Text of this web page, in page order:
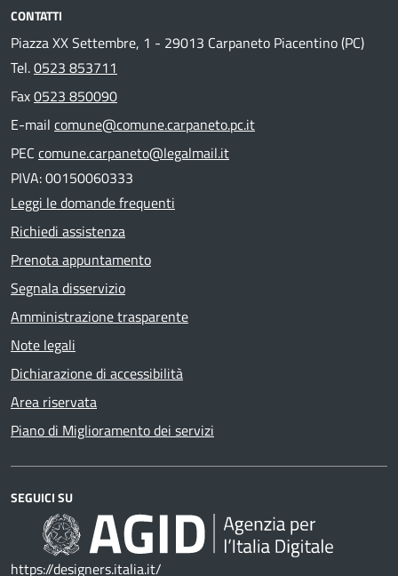
CONTATTI
Piazza XX Settembre, 1 - 29013 Carpaneto Piacentino (PC)
Tel.0523 853711
Fax0523 850090
E-mail comune@comune.carpaneto.pc.it
PEC comune.carpaneto@legalmail.it
PIVA: 00150060333
Leggi le domande frequenti
Richiedi assistenza
Prenota appuntamento
Segnala disservizio
Amministrazione trasparente
Note legali
Dichiarazione di accessibilità
Area riservata
Piano di Miglioramento dei servizi
SEGUICI SU
https://designers.italia.it/